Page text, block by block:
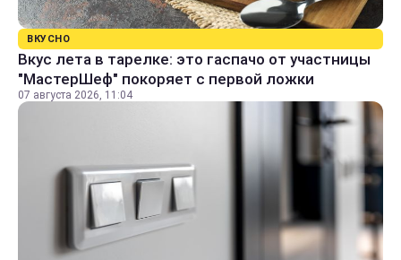
ВКУСНО
Вкус лета в тарелке: это гаспачо от участницы
"МастерШеф" покоряет с первой ложки
07 августа 2026, 11:04